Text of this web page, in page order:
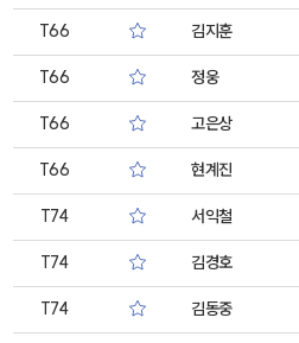
T66 김지훈
T66 정웅
T66 고은상
T66 현계진
T74 서익철
T74 김경호
T74 김동중